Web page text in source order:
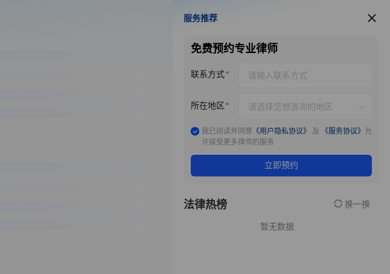
服务推荐
服务推荐
免费预约专业律师
联系方式
所在地区
我已阅读并同意 《用户隐私协议》 及 《服务协议》 允
许接受更多律师的服务
立即预约
法律热榜 换一换
暂无数据